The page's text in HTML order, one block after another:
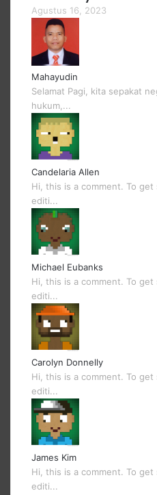
Agustus 16, 2023
Mahayudin
Selamat Pagi, kita sepakat
hukum,...
Candelaria Allen
Hi, this is a comment. To
editi...
Michael Eubanks
Hi, this is a comment. To
editi...
Carolyn Donnelly
Hi, this is a comment. To
editi...
James Kim
Hi, this is a comment. To
editi...